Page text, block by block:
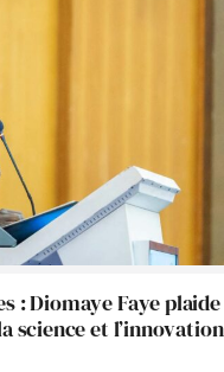
: Diomaye Faye plaide
science et l’innovation